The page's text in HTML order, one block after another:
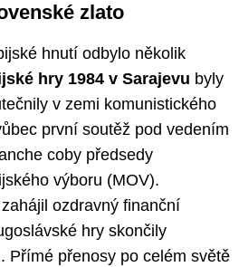
zlato
hnutí odbylo několik
hry 1984 v Sarajevu byly
v zemi komunistického
první soutěž pod vedením
coby předsedy
výboru (MOV).
ozdravný finanční
hry skončily
Přímé přenosy po celém světě